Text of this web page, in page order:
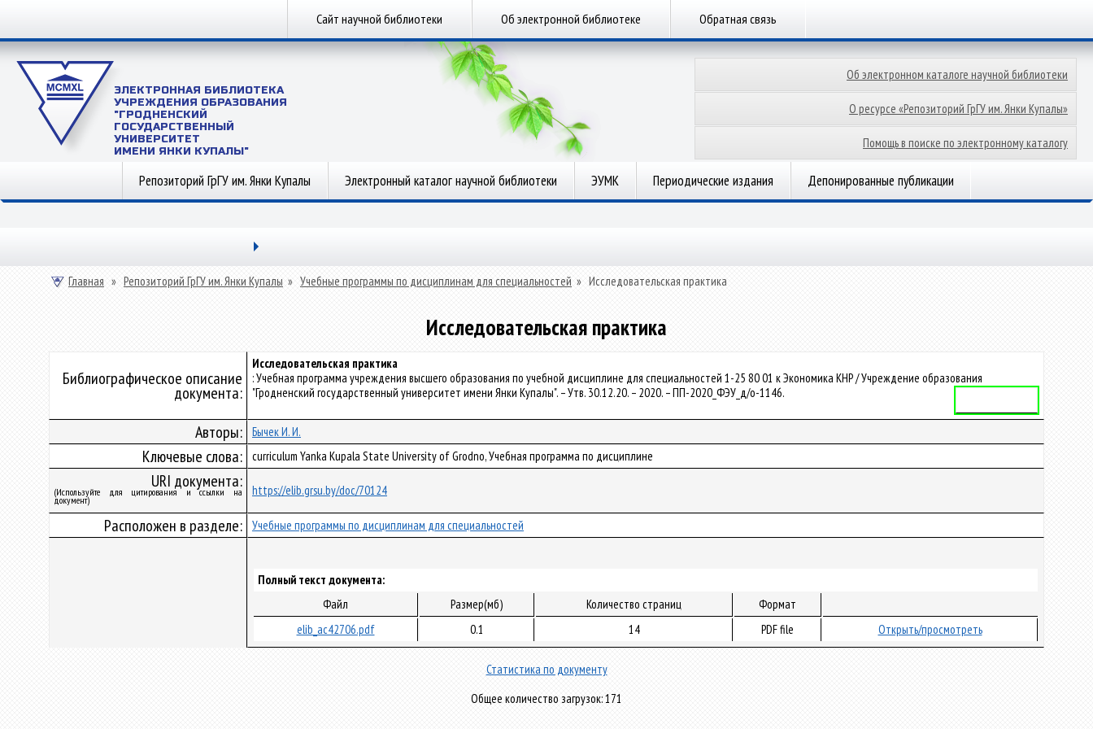
Сайт научной библиотеки Об электронной библиотеке Обратная связь
ЭЛЕКТРОННАЯ БИБЛИОТЕКА
УЧРЕЖДЕНИЯ ОБРАЗОВАНИЯ
"ГРОДНЕНСКИЙ
ГОСУДАРСТВЕННЫЙ
УНИВЕРСИТЕТ
ИМЕНИ ЯНКИ КУПАЛЫ"
Об электронном каталоге научной библиотеки
О ресурсе «Репозиторий ГрГУ им. Янки Купалы»
Помощь в поиске по электронному каталогу
Репозиторий ГрГУ им. Янки Купалы Электронный каталог научной библиотеки ЭУМК Периодические издания Депонированные публикации
Главная » Репозиторий ГрГУ им. Янки Купалы » Учебные программы по дисциплинам для специальностей » Исследовательская практика
Исследовательская практика
Библиографическое описание
документа:
Исследовательская практика
: Учебная программа учреждения высшего образования по учебной дисциплине для специальностей 1-25 80 01 к Экономика КНР / Учреждение образования
"Гродненский государственный университет имени Янки Купалы". – Утв. 30.12.20. – 2020. – ПП-2020_ФЭУ_д/о-1146.
Авторы: Бычек И. И.
Ключевые слова: curriculum Yanka Kupala State University of Grodno, Учебная программа по дисциплине
URI документа:
(Используйте для цитирования и ссылки на
документ)
https://elib.grsu.by/doc/70124
Расположен в разделе: Учебные программы по дисциплинам для специальностей
Полный текст документа:
Файл
Размер(мб) Количество страниц
Формат
elib_ac42706.pdf
0.1 14 PDF file Открыть/просмотреть
Статистика по документу
Общее количество загрузок: 171